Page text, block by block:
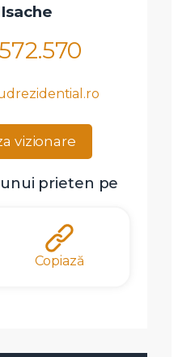
vizionare
prieten pe
Copiază